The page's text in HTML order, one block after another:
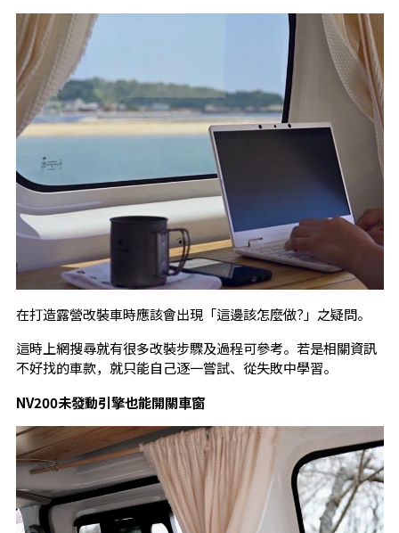
在打造露營改裝車時應該會出現「這邊該怎麼做?」之疑問。
這時上網搜尋就有很多改裝步驟及過程可參考。若是相關資訊
不好找的車款，就只能自己逐一嘗試、從失敗中學習。
NV200未發動引擎也能開關車窗